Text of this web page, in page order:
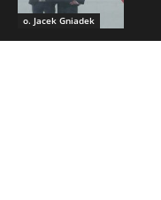
o. Jacek Gniadek